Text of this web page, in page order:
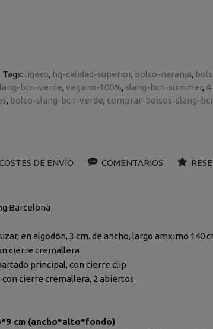
Tags: ligero hq-calidad-superior bolso-naranja
bcn-verde vegano-100% slang-bcn-summer
bolso-slang-bcn-verde comprar-bolsos-slang-
DE ENVÍO COMENTARIOS
Barcelona
en algodón, 3 cm. de ancho, largo amximo 140
cierre cremallera
principal, con cierre clip
cierre cremallera, 2 abiertos
cm (ancho*alto*fondo)